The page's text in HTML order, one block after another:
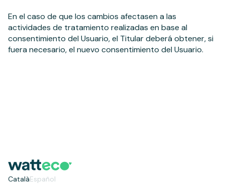
En el caso de que los cambios afectasen a las
actividades de tratamiento realizadas en base al
consentimiento del Usuario, el Titular deberá obtener, si
fuera necesario, el nuevo consentimiento del Usuario.
CatalàEspañol